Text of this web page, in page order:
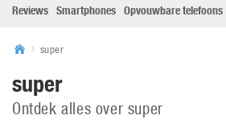
Reviews Smartphones Opvouwbare telefoons
super
super
Ontdek alles over super